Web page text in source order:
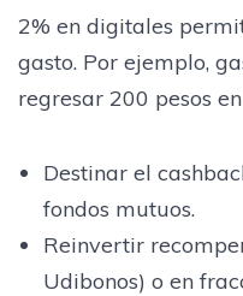
2% en digitales
gasto. Por ejemplo,
regresar 200 pesos
Destinar el
fondos mutuos.
Reinvertir
Udibonos) o en